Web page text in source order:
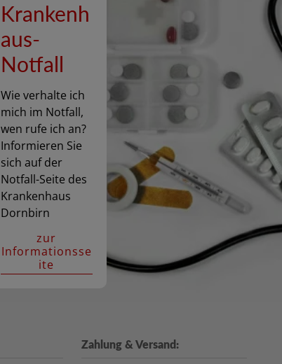
Krankenh
aus-
Notfall
Wie verhalte ich
mich im Notfall,
wen rufe ich an?
Informieren Sie
sich auf der
Notfall-Seite des
Krankenhaus
Dornbirn
zur
Informationsse
ite
Zahlung & Versand: